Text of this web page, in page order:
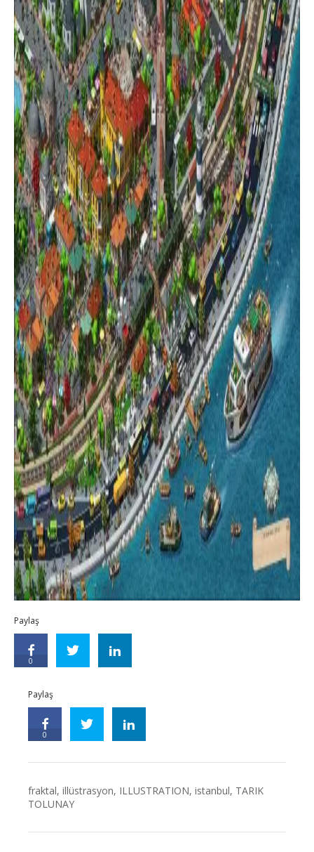
Paylaş
0
Paylaş
0
fraktal,illüstrasyon, ILLUSTRATION,istanbul, TARIK
TOLUNAY